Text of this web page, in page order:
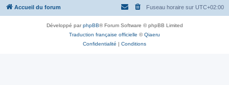
Accueil du forum Fuseau horaire sur UTC+02:00
Développé parphpBB® Forum Software © phpBB Limited
Traduction française officielle ©Qiaeru
Confidentialité | Conditions